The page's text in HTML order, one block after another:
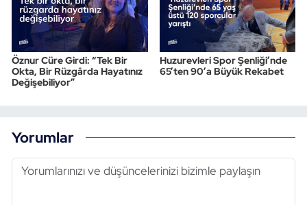
Öznur Cüre Girdi: “Tek Bir
Okta, Bir Rüzgârda Hayatınız
Değişebiliyor”
Huzurevleri Spor Şenliği’nde
65’ten 90’a Büyük Rekabet
Yorumlar